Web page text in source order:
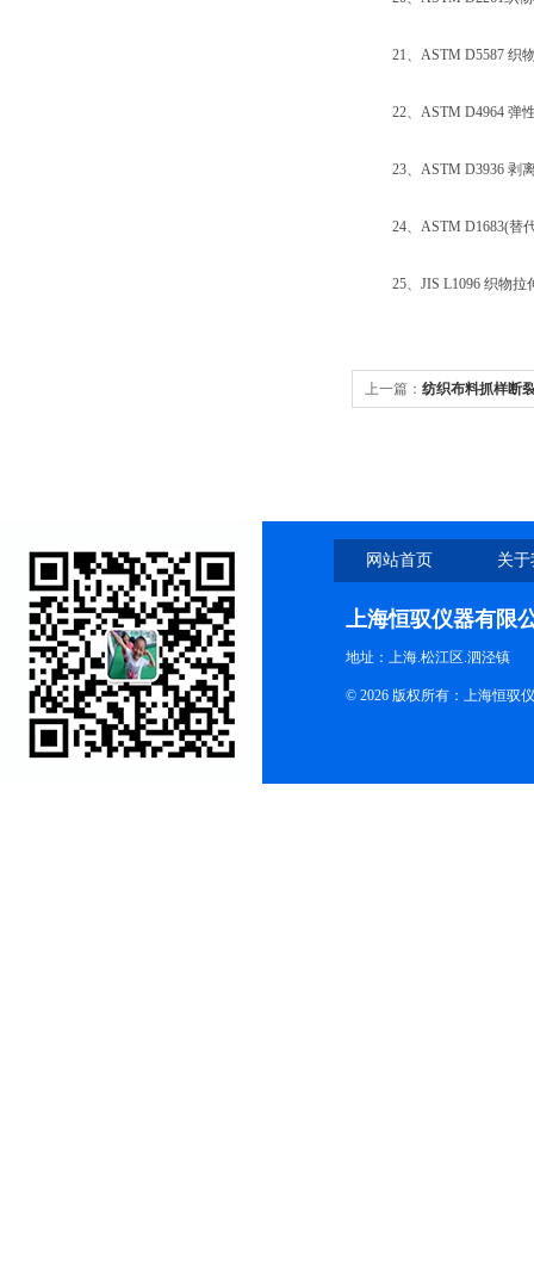
21、ASTM D5587 织
22、ASTM D4964 弹
23、ASTM D3936 剥
24、ASTM D1683(替
25、JIS L1096 织物拉
上一篇： 纺织布料抓样断
网站首页 关
上海恒驭仪器有限
地址：上海.松江区.泗泾镇
© 2026 版权所有：上海恒驭